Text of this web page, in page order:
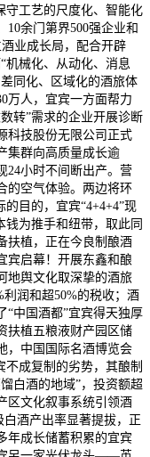
守工艺的尺度化、智能化
10余门第界500强企业和
业成长局，配合开辟
机械化、从动化、消息
同化、区域化的酒旅体
万人，宜宾一方面帮力
转”需求的企业开展诊断
科技股份无限公司正式
集群向高质量成长逾
24小时不间断出产。营
的空气体验。两边将环
目的，宜宾“4+4+4”现
钱为推手和纽带，取此同
扶植，正在今良制酿酒
宾启幕！开展东鑫和酿
地舆文化取深挚的酒旅
润和超50%的税收；酒
“中国酒都”宜宾得天独厚
扶植五粮液财产园区储
，中国国际名酒博览会
不成复制的劣势，其酿制
白酒的地域”，投资额超
区文化叙事系统引领酒
白酒产出率显著提拔，正
年成长储蓄积累的宜宾